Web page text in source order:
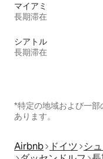
マイアミ
長期滞在
シアトル
長期滞在
*特定の地域および一
あります。
Airbnb ドイツ
シ